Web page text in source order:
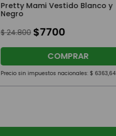
Pretty Mami Vestido Blanco y
Negro
$ 24.800 $7700
COMPRAR
Precio sin impuestos nacionales: $ 6363,64